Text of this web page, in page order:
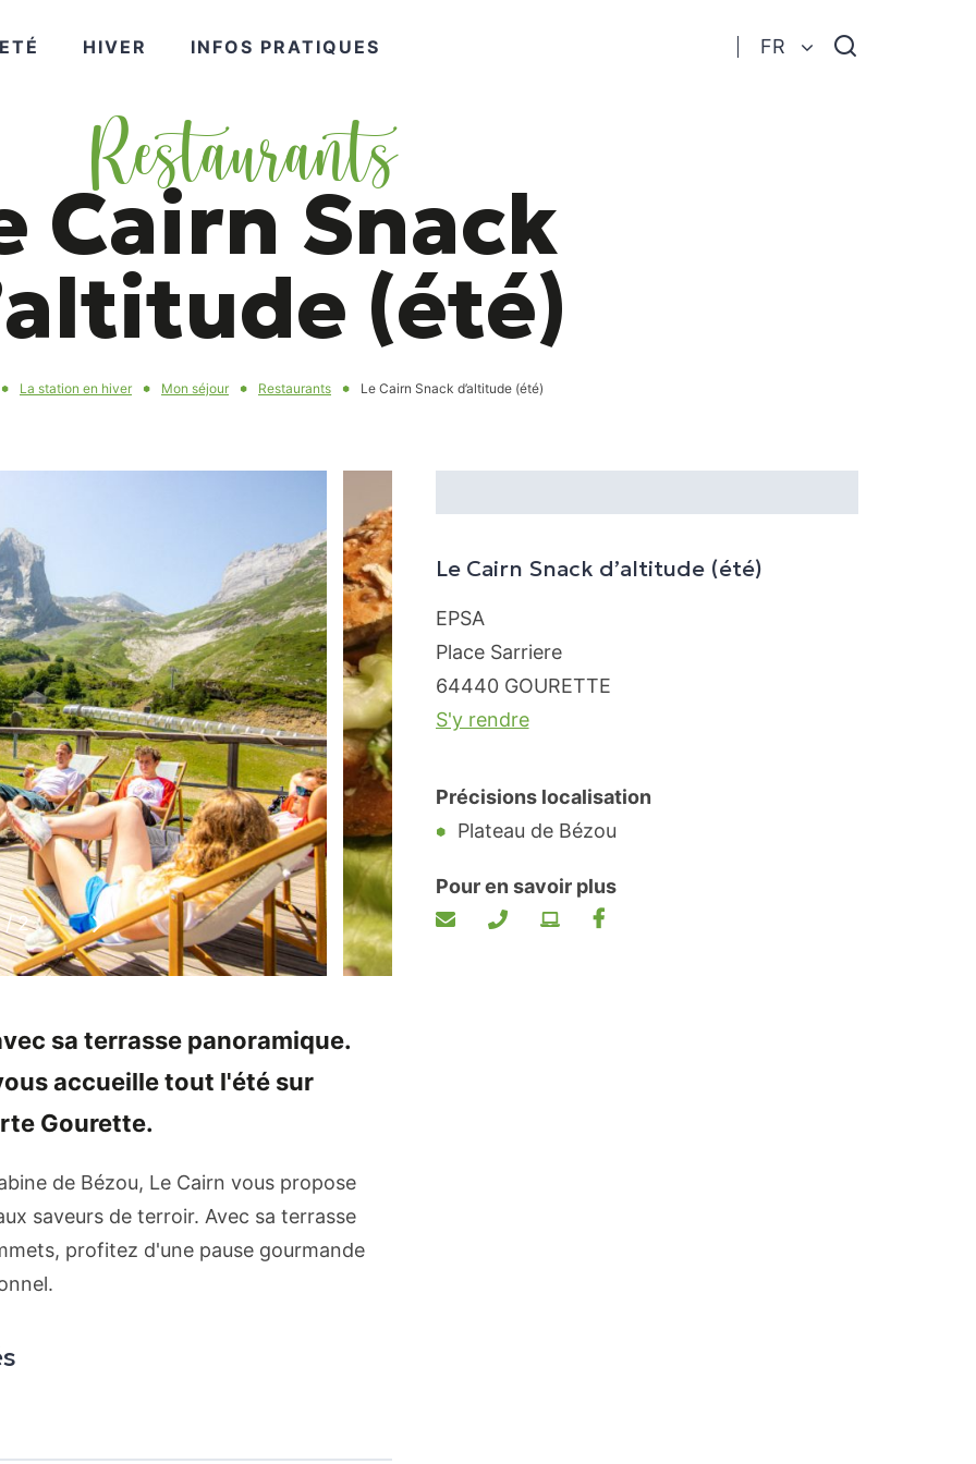
ETÉ VOIRHIVER VOIR
PLUS
INFOS PRATIQUES
PLUS
FR
Restaurants
Cairn Snack
(été)
La station en hiver Mon séjour Restaurants Le Cairn Snack d’altitude (été)
Suivant
/2
sa terrasse panoramique.
accueille tout l'été sur
Gourette.
de Bézou, Le Cairn vous propose
saveurs de terroir. Avec sa terrasse
profitez d'une pause gourmande
Le Cairn Snack d’altitude (été)
EPSA
Place Sarriere
64440GOURETTE
S'y rendre
Précisions localisation
Plateau de Bézou
Pour en savoir plus